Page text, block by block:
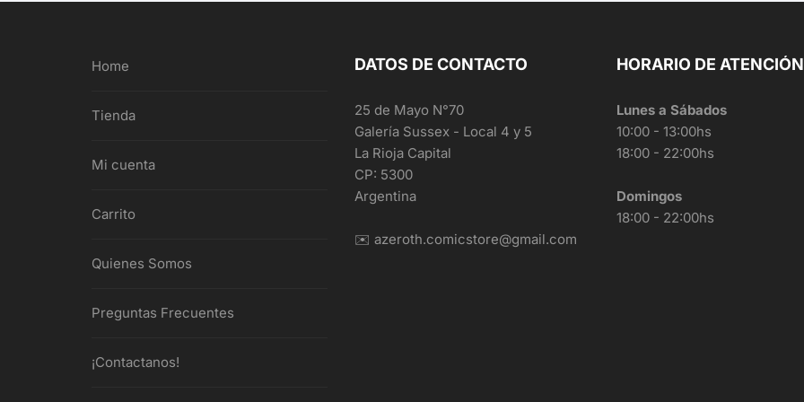
Home
Tienda
Mi cuenta
Carrito
Quienes Somos
Preguntas Frecuentes
¡Contactanos!
DATOS DE CONTACTO
25 de Mayo N°70
Galería Sussex - Local 4 y 5
La Rioja Capital
CP: 5300
Argentina
✉️ azeroth.comicstore@gmail.com
HORARIO DE
Lunes a Sábados
10:00 - 13:00hs
18:00 - 22:00hs
Domingos
18:00 - 22:00hs